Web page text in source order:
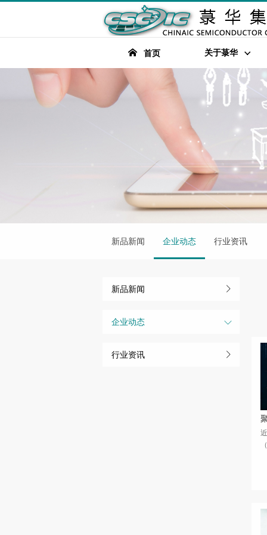
首页 关于菉华
新品新闻 企业动态
新品新闻
企业动态
行业资讯
行业资讯